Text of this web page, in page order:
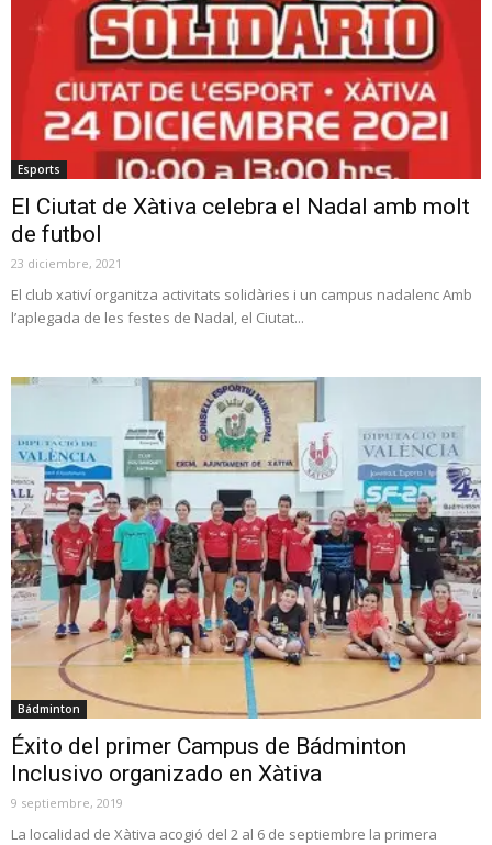
Esports
El Ciutat de Xàtiva celebra el Nadal amb molt
de futbol
23 diciembre, 2021
El club xativí organitza activitats solidàries i un campus nadalenc Amb
l’aplegada de les festes de Nadal, el Ciutat...
Bádminton
Éxito del primer Campus de Bádminton
Inclusivo organizado en Xàtiva
9 septiembre, 2019
La localidad de Xàtiva acogió del 2 al 6 de septiembre la primera